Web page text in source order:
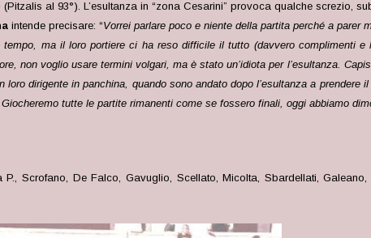
al 93°). L’esultanza in “zona Cesarini” provoca qualche screzio,
intende precisare: “Vorrei parlare poco e niente della partita perché a parer
ma il loro portiere ci ha reso difficile il tutto (davvero complimenti
non voglio usare termini volgari, ma è stato un’idiota per l’esultanza.
dirigente in panchina, quando sono andato dopo l’esultanza a
tutte le partite rimanenti come se fossero finali, oggi abbiamo
P., Scrofano, De Falco, Gavuglio, Scellato, Micolta, Sbardellati,